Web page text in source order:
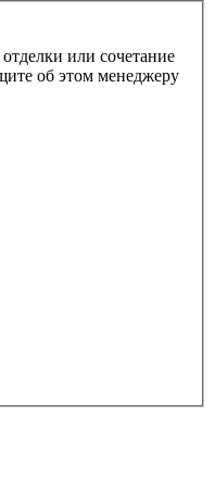
или сочетание
об этом менеджеру